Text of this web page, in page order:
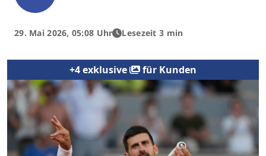
29. Mai 2026, 05:08 Uhr Lesezeit 3 min
+4 exklusive für Kunden